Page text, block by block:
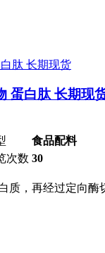
蛋白肽 长期现
食品配料
次数 30
质，再经过定向